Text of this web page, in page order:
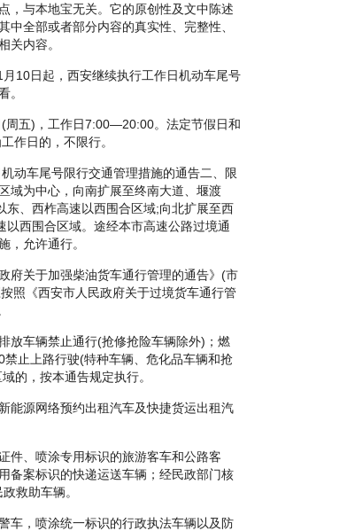
与本地宝无关。它的原创性及文中陈述
全部或者部分内容的真实性、完整性、
关内容。
日起，西安继续执行工作日机动车尾号
。
五)，工作日7:00—20:00。法定节假日和
作日的，不限行。
车尾号限行交通管理措施的通告二、限
域为中心，向南扩展至终南大道、堰渡
、西柞高速以西围合区域;向北扩展至西
西围合区域。途经本市高速公路过境通
，允许通行。
关于加强柴油货车通行管理的通告》(市
照《西安市人民政府关于过境货车通行管
车辆禁止通行(抢修抢险车辆除外)；燃
止上路行驶(特种车辆、危化品车辆和抢
的，按本通告规定执行。
源网络预约出租汽车及快捷货运出租汽
、喷涂专用标识的旅游客车和公路客
备案标识的快递运送车辆；经民政部门核
救助车辆。
，喷涂统一标识的行政执法车辆以及防